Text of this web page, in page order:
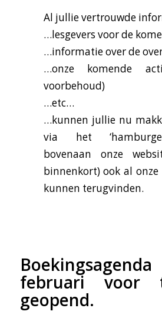
Al jullie vertrouwde
…lesgevers voor de
…informatie over de
…onze komende
voorbehoud)
…etc…
…kunnen jullie nu
via het
bovenaan onze
binnenkort) ook al
kunnen terugvinden.
februari voor
geopend.